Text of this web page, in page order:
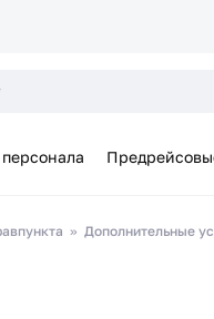
Дополнительные